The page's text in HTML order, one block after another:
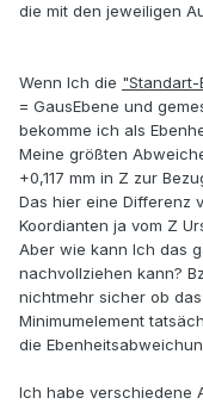
die mit den jeweiligen
Wenn Ich die "Standart-
= GausEbene und
bekomme ich als
Meine größten
+0,117 mm in Z zur
Das hier eine Differenz
Koordianten ja vom Z
Aber wie kann Ich das
nachvollziehen kann?
nichtmehr sicher ob
Minimumelement
die
Ich habe verschiedene